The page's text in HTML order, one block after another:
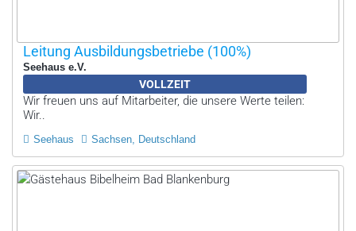
Leitung Ausbildungsbetriebe (100%)
Seehaus e.V.
VOLLZEIT
Wir freuen uns auf Mitarbeiter, die unsere Werte teilen:
Wir..
Seehaus Sachsen, Deutschland